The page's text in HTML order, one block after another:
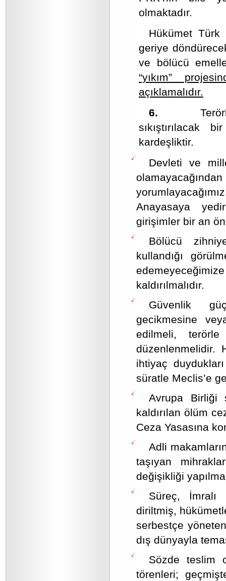
olmaktadır.
Hükümet Türk
geriye
ve bölücü
“yıkım”
açıklamalıdır.
6. Terörle
sıkıştırılacak
kardeşliktir.
Devleti ve
Anayasaya
girişimler bir an
Bölücü
kullandığı
kaldırılmalıdır.
Güvenlik
gecikmesine
edilmeli,
düzenlenmelidir.
ihtiyaç
süratle Meclis’e
Avrupa Birliği
kaldırılan ölüm
Ceza Yasasına
Adli
taşıyan
değişikliği
Süreç, İmralı
diriltmiş,
serbestçe
dış dünyayla
Sözde teslim
törenleri;